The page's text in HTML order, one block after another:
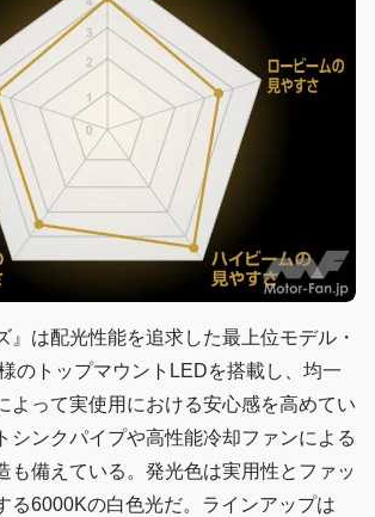
』は配光性能を追求した最上位モデル・
のトップマウントLEDを搭載し、均一
よって実使用における安心感を高めてい
シンクパイプや高性能冷却ファンによる
も備えている。発光色は実用性とファッ
る6000Kの白色光だ。ラインアップは